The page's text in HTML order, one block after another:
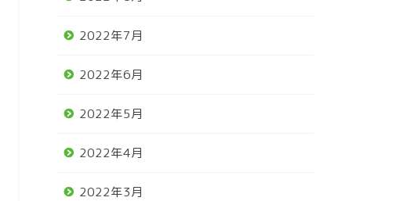
2022年7月
2022年6月
2022年5月
2022年4月
2022年3月